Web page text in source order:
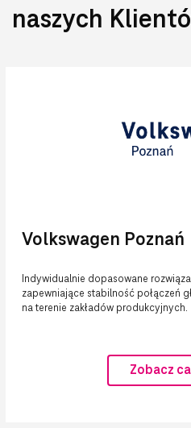
naszych
Volkswagen Poznań
Indywidualnie dopasowane
zapewniające stabilność połączeń
na terenie zakładów produkcyjnych.
Zobacz